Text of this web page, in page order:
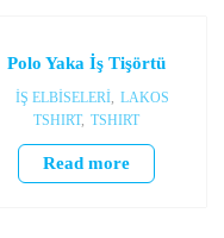
Polo Yaka İş Tişörtü
İŞ ELBİSELERİ LAKOS
TSHIRT, TSHIRT
Read more